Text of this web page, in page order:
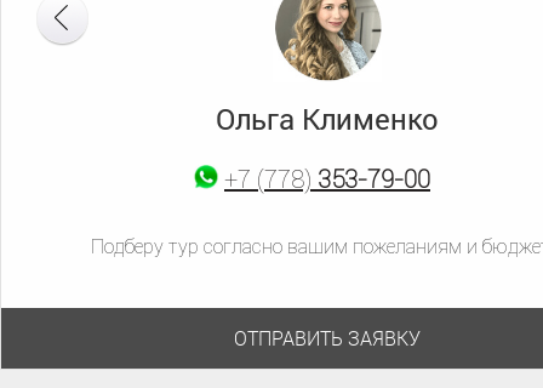
Ольга Клименко
+7 (778) 353-79-00
Подберу тур согласно вашим пожеланиям и
ОТПРАВИТЬ ЗАЯВКУ
+7 (707) 636-70-90
+7 (777) 683-54-14